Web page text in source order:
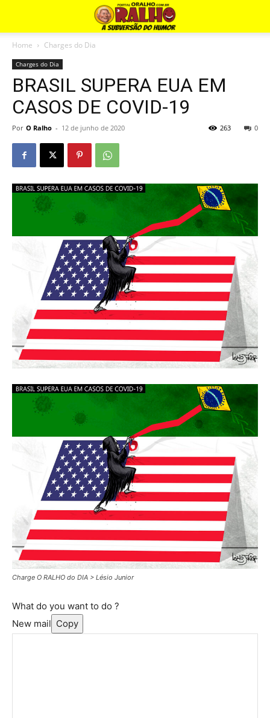
Home Charges do Dia
Charges do Dia
BRASIL SUPERA EUA EM
CASOS DE COVID-19
Por O Ralho - 12 de junho de 2020 0
263
Charge O RALHO do DIA > Lésio Junior
What do you want to do ?
New mail Copy